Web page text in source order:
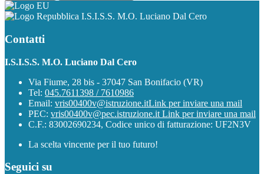
I.S.I.S.S. M.O. Luciano Dal Cero
Contatti
I.S.I.S.S. M.O. Luciano Dal Cero
Via Fiume, 28 bis - 37047 San Bonifacio (VR)
Tel: 045.7611398 / 7610986
Email: vris00400v@istruzione.itLink per inviare una mail
PEC: vris00400v@pec.istruzione.it Link per inviare una mail
C.F.: 83002690234, Codice unico di fatturazione: UF2N3V
La scelta vincente per il tuo futuro!
Seguici su